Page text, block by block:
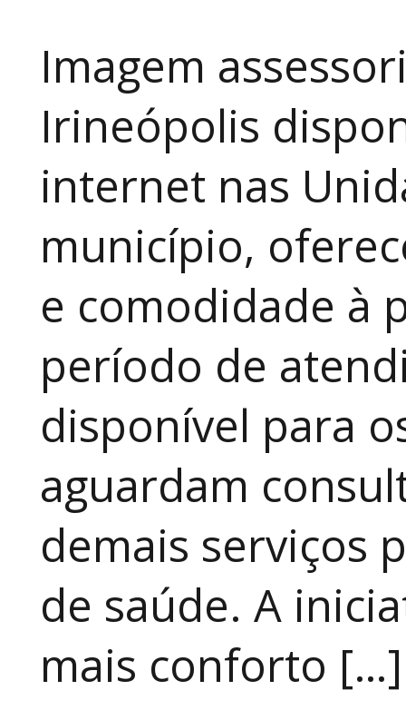
Imagem
Irineópolis
internet nas
município,
e comodidade à
período de
disponível para
aguardam
demais serviços
de saúde. A
mais conforto […]